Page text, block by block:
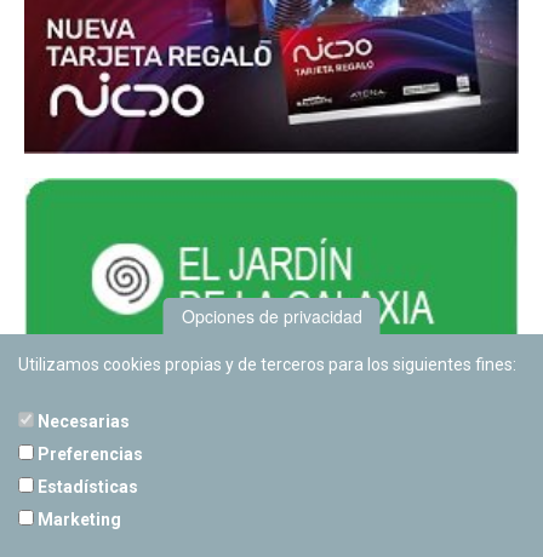
Opciones de privacidad
Utilizamos cookies propias y de terceros para los siguientes fines:
Necesarias
Preferencias
Estadísticas
Marketing